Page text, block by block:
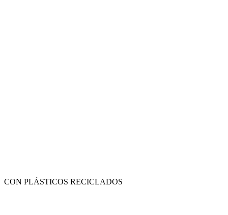
CON PLÁSTICOS RECICLADOS